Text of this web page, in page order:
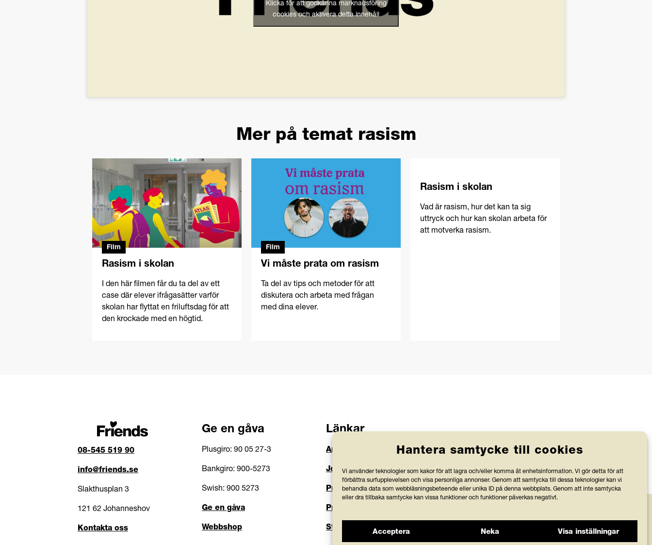
Hantera samtycke till cookies
Vi använder teknologier som kakor för att lagra och/eller komma åt enhetsinformation. Vi gör detta för att
förbättra surfupplevelsen och visa personliga annonser. Genom att samtycka till dessa teknologier kan vi
behandla data som webbläsningsbeteende eller unika ID på denna webbplats. Genom att inte samtycka
eller dra tillbaka samtycke kan vissa funktioner och funktioner påverkas negativt.
Acceptera Neka Visa inställningar
Kontakta
Klicka för att godkänna marknadsföring
cookies och aktivera detta innehåll
Mer på temat rasism
Film
Rasism i skolan
I den här filmen får du ta del av ett
case där elever ifrågasätter varför
skolan har flyttat en friluftsdag för att
den krockade med en högtid.
Film
Vi måste prata om rasism
Ta del av tips och metoder för att
diskutera och arbeta med frågan
med dina elever.
Rasism i skolan
Vad är rasism, hur det kan ta sig
uttryck och hur kan skolan arbeta för
att motverka rasism.
08-545 519 90
info@friends.se
Slakthusplan 3
121 62 Johanneshov
Kontakta oss
Ge en gåva
Plusgiro: 90 05 27-3
Bankgiro: 900-5273
Swish: 900 5273
Ge en gåva
Webbshop
Länkar
Anlita Friends
Jobba hos oss
Prenumerera på nyhetsbrev
Press och rapporter
Styrdokument och köpvillkor
Svensk Insamlingskontroll, vilka
bevakar att organisationer med 90-
konto använder minst 75 % av
ändamål.